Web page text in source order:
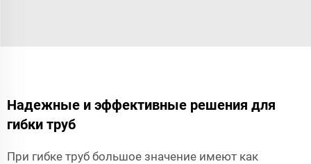
Надежные и эффективные решения для
гибки труб
При гибке труб большое значение имеют как